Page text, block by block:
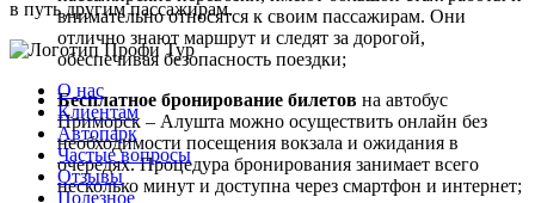
внимательно относятся к своим пассажирам. Они
отлично знают маршрут и следят за дорогой,
обеспечивая безопасность поездки;
Бесплатное бронирование билетов на автобус
Приморск – Алушта можно осуществить онлайн без
необходимости посещения вокзала и ожидания в
очередях. Процедура бронирования занимает всего
несколько минут и доступна через смартфон и интернет;
в путь другим пассажирам.
О нас
Клиентам
Автопарк
Частые вопросы
Отзывы
Полезное